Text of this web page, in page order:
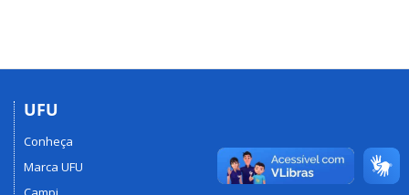
UFU
Conheça
Marca UFU